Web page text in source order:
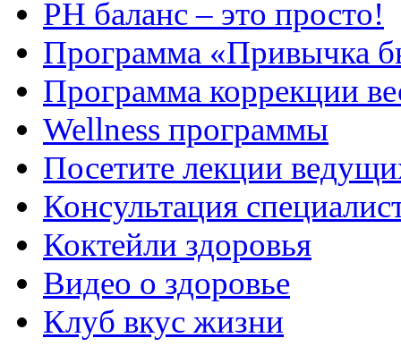
РH баланс – это просто!
Программа «Привычка
Программа коррекции
Wellness программы
Посетите лекции
Консультация
Коктейли здоровья
Видео о здоровье
Клуб вкус жизни